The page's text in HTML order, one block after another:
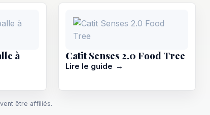
à
Catit Senses 2.0 Food Tree
Lire le guide
être affiliés.